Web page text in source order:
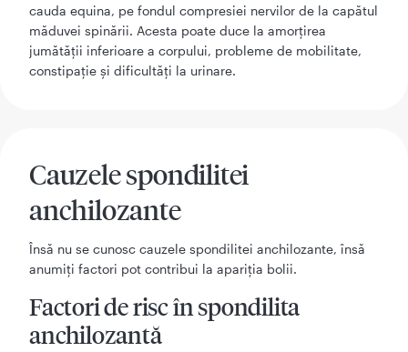
cauda equina, pe fondul compresiei nervilor de la capătul
măduvei spinării. Acesta poate duce la amorțirea
jumătății inferioare a corpului, probleme de mobilitate,
constipație și dificultăți la urinare.
Cauzele spondilitei
anchilozante
Însă nu se cunosc cauzele spondilitei anchilozante, însă
anumiți factori pot contribui la apariția bolii.
Factori de risc în spondilita
anchilozantă